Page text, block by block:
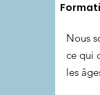
Nous
ce qui
les